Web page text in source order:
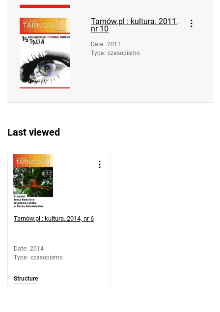
Tarnów.pl : kultura. 2011,
nr 10
Date: 2011
Type: czasopismo
Last viewed
Tarnów.pl : kultura. 2014, nr 6
Date: 2014
Type: czasopismo
Structure